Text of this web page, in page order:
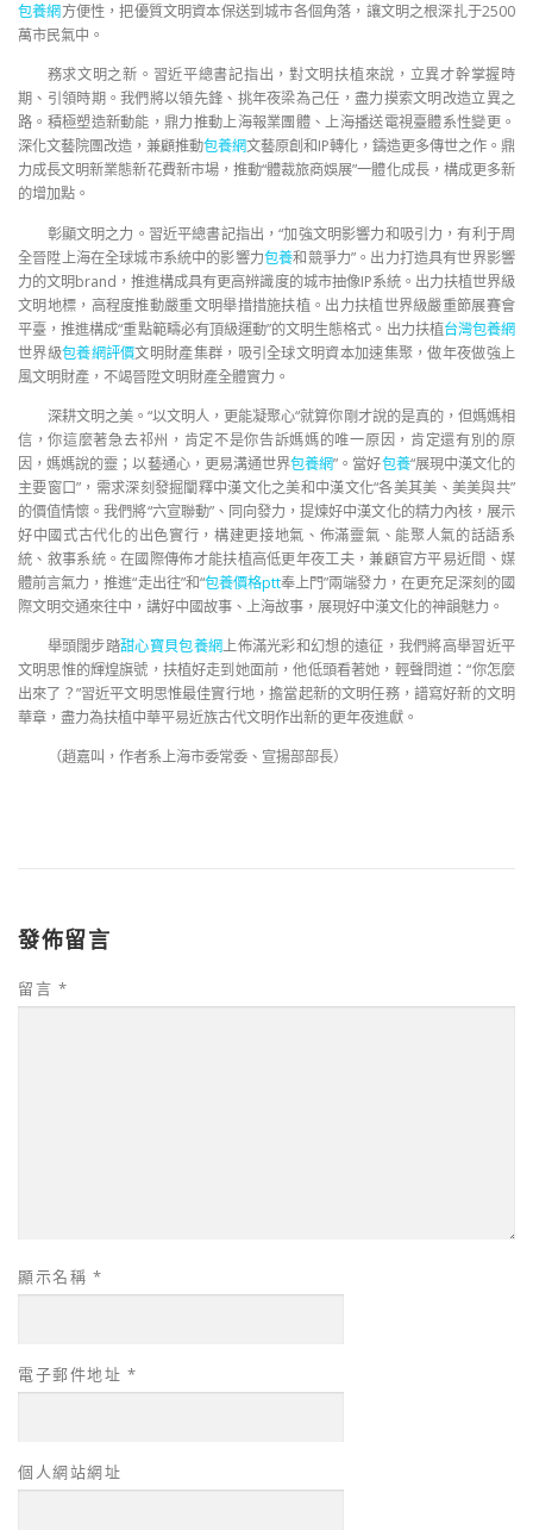
包養網方便性，把優質文明資本保送到城市各個角落，讓文明之根深扎于2500
萬市民氣中。
務求文明之新。習近平總書記指出，對文明扶植來說，立異才幹掌握時
期、引領時期。我們將以領先鋒、挑年夜梁為己任，盡力摸索文明改造立異之
路。積極塑造新動能，鼎力推動上海報業團體、上海播送電視臺體系性變更。
深化文藝院團改造，兼顧推動包養網文藝原創和IP轉化，鑄造更多傳世之作。鼎
力成長文明新業態新花費新市場，推動“體裁旅商娛展”一體化成長，構成更多新
的增加點。
彰顯文明之力。習近平總書記指出，“加強文明影響力和吸引力，有利于周
全晉陞上海在全球城市系統中的影響力包養和競爭力”。出力打造具有世界影響
力的文明brand，推進構成具有更高辨識度的城市抽像IP系統。出力扶植世界級
文明地標，高程度推動嚴重文明舉措措施扶植。出力扶植世界級嚴重節展賽會
平臺，推進構成“重點範疇必有頂級運動”的文明生態格式。出力扶植台灣包養網
世界級包養網評價文明財產集群，吸引全球文明資本加速集聚，做年夜做強上
風文明財產，不竭晉陞文明財產全體實力。
深耕文明之美。“以文明人，更能凝聚心“就算你剛才說的是真的，但媽媽相
信，你這麼著急去祁州，肯定不是你告訴媽媽的唯一原因，肯定還有別的原
因，媽媽說的靈；以藝通心，更易溝通世界包養網”。當好包養“展現中漢文化的
主要窗口”，需求深刻發掘闡釋中漢文化之美和中漢文化“各美其美、美美與共”
的價值情懷。我們將“六宣聯動”、同向發力，提煉好中漢文化的精力內核，展示
好中國式古代化的出色實行，構建更接地氣、佈滿靈氣、能聚人氣的話語系
統、敘事系統。在國際傳佈才能扶植高低更年夜工夫，兼顧官方平易近間、媒
體前言氣力，推進“走出往”和“包養價格ptt奉上門”兩端發力，在更充足深刻的國
際文明交通來往中，講好中國故事、上海故事，展現好中漢文化的神韻魅力。
舉頭闊步踏甜心寶貝包養網上佈滿光彩和幻想的遠征，我們將高舉習近平
文明思惟的輝煌旗號，扶植好走到她面前，他低頭看著她，輕聲問道：“你怎麼
出來了？”習近平文明思惟最佳實行地，擔當起新的文明任務，譜寫好新的文明
華章，盡力為扶植中華平易近族古代文明作出新的更年夜進獻。
（趙嘉叫， 作者系上海市委常委、宣揚部部長）
發佈留言
留言 *
顯示名稱 *
電子郵件地址 *
個人網站網址